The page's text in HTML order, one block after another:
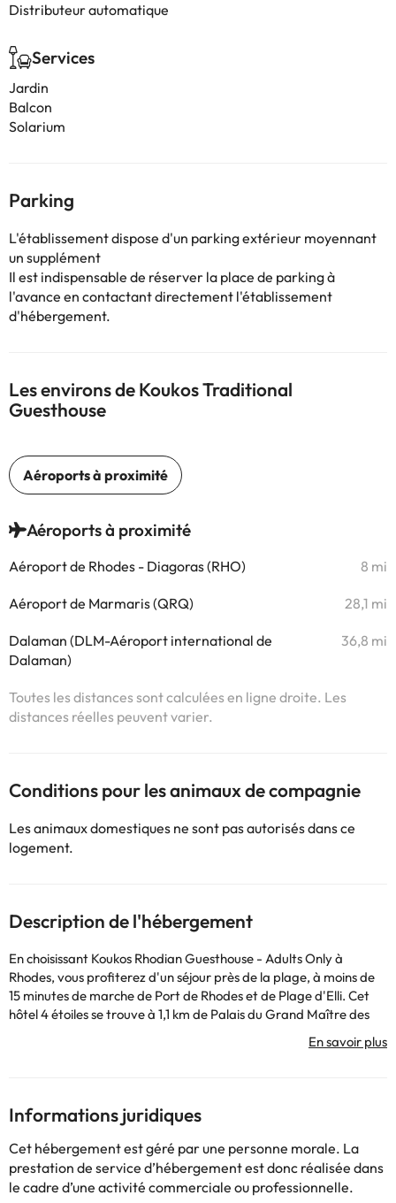
Distributeur automatique
Services
Jardin
Balcon
Solarium
Parking
L'établissement dispose d'un parking extérieur moyennant
un supplément
Il est indispensable de réserver la place de parking à
l'avance en contactant directement l'établissement
d'hébergement.
Les environs de Koukos Traditional
Guesthouse
Aéroports à proximité
Aéroport de Rhodes - Diagoras (RHO) 8 mi
Aéroport de Marmaris (QRQ) 28,1 mi
Dalaman (DLM-Aéroport international de
Dalaman)
36,8 mi
Toutes les distances sont calculées en ligne droite. Les
distances réelles peuvent varier.
Conditions pour les animaux de compagnie
Les animaux domestiques ne sont pas autorisés dans ce
logement.
Description de l'hébergement
En choisissant Koukos Rhodian Guesthouse - Adults Only à
Rhodes, vous profiterez d'un séjour près de la plage, à moins de
15 minutes de marche de Port de Rhodes et de Plage d'Elli. Cet
hôtel 4 étoiles se trouve à 1,1 km de Palais du Grand Maître des
Chevaliers de Rhodes et à 12,6 km de Plage de Faliraki. Avec une
terrasse où vous pourrez vous reposer et des équipements tels
ou de blanchisserie, une réception ouverte 24h/24 et une
bagagerie. Essayez de délicieux plats sans quitter cet hôtel, qui
possède un restaurant et propose un service d'étage à horaires
limités. Étanchez votre soif avec votre boisson préférée au bar
ou au salon. Un petit-déjeuner complet gratuit est offert tous les
Informations juridiques
Cet hébergement est géré par une personne morale. La
prestation de service d’hébergement est donc réalisée dans
le cadre d’une activité commerciale ou professionnelle.